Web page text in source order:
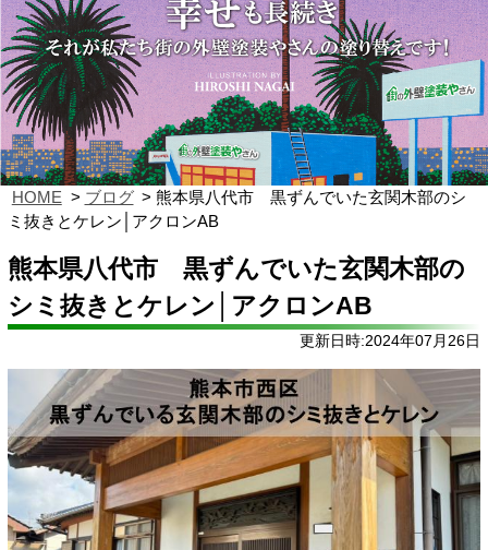
HOME ブログ
熊本県八代市 黒ずんでいた玄関木部のシ
ミ抜きとケレン│アクロンAB
熊本県八代市 黒ずんでいた玄関木部の
シミ抜きとケレン│アクロンAB
更新日時:2024年07月26日